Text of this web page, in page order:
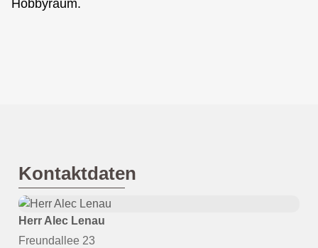
Hobbyraum.
Kontaktdaten
Herr Alec Lenau
Freundallee 23